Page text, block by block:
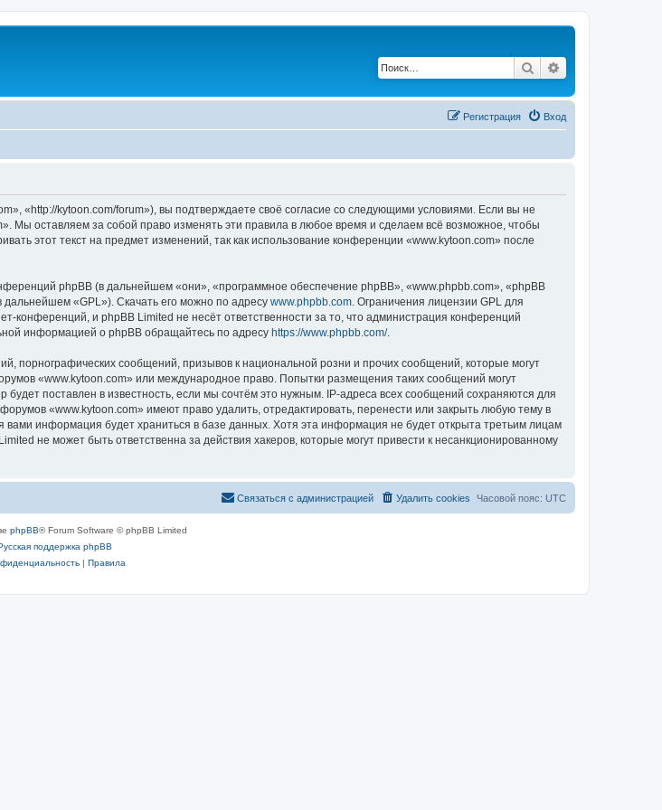
Поиск
Вход
Регистрация
«http://kytoon.com/forum»), вы подтверждаете своё согласие со следующими условиями. Если вы не
Мы оставляем за собой право изменять эти правила в любое время и сделаем всё возможное, чтобы
этот текст на предмет изменений, так как использование конференции «www.kytoon.com» после
phpBB (в дальнейшем «они», «программное обеспечение phpBB», «www.phpbb.com», «phpBB
дальнейшем «GPL»). Скачать его можно по адресу www.phpbb.com . Ограничения лицензии GPL для
конференций, и phpBB Limited не несёт ответственности за то, что администрация конференций
информацией о phpBB обращайтесь по адресу https://www.phpbb.com/.
порнографических сообщений, призывов к национальной розни и прочих сообщений, которые могут
«www.kytoon.com» или международное право. Попытки размещения таких сообщений могут
поставлен в известность, если мы сочтём это нужным. IP-адреса всех сообщений сохраняются для
«www.kytoon.com» имеют право удалить, отредактировать, перенести или закрыть любую тему в
информация будет храниться в базе данных. Хотя эта информация не будет открыта третьим лицам
не может быть ответственна за действия хакеров, которые могут привести к несанкционированному
Часовой пояс: UTC
Удалить cookies
Связаться с администрацией
phpBB® Forum Software © phpBB Limited
поддержка phpBB
| Правила